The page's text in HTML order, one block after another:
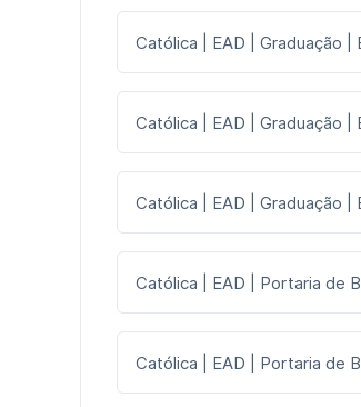
Católica | EAD | Graduação |
Católica | EAD | Graduação |
Católica | EAD | Graduação |
Católica | EAD | Portaria de
Católica | EAD | Portaria de